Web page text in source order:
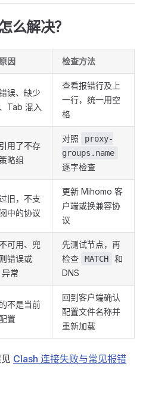
么解决？
因 检查方法
误、缺少
Tab 混入
查看报错行及上
一行，统一用空
格
用了不存
略组
对照
proxy-
groups.name
逐字检查
旧，不支
中的协议
更新 Mihomo 客
户端或换兼容协
议
可用、兜
错误或
常
先测试节点，再
检查
MATCH
和
DNS
不是当前
置
回到客户端确认
配置文件名称并
重新加载
Clash 连接失败与常见报错